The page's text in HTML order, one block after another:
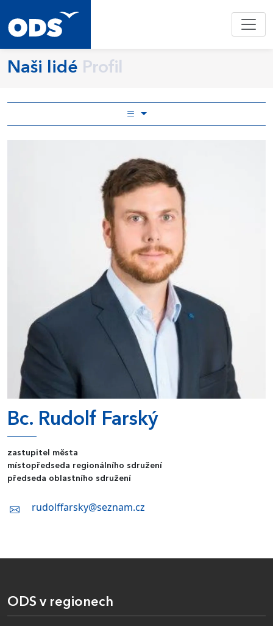
Naši lidé Profil
Bc. Rudolf Farský
zastupitel města
místopředseda regionálního sdružení
předseda oblastního sdružení
rudolffarsky@seznam.cz
ODS v regionech